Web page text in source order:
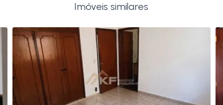
Imóveis similares